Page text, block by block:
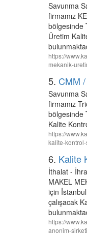
Savunma
firmamız
bölgesinde
Üretim
https://
mekanik-
5. CMM
Savunma
firmamız
bölgesinde
Kalite
https://
kalite-
6. Kalite
İthalat -
MAKEL
için
çalışacak
https://
anonim-